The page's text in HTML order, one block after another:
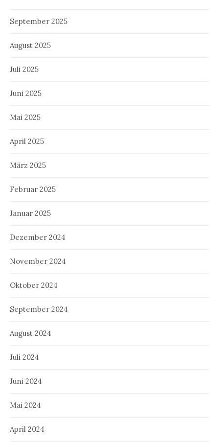
September 2025
August 2025
Juli 2025
Juni 2025
Mai 2025
April 2025
März 2025
Februar 2025
Januar 2025
Dezember 2024
November 2024
Oktober 2024
September 2024
August 2024
Juli 2024
Juni 2024
Mai 2024
April 2024